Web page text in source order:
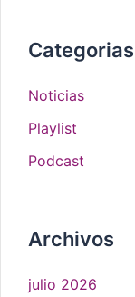
Categorias
Noticias
Playlist
Podcast
Archivos
julio 2026